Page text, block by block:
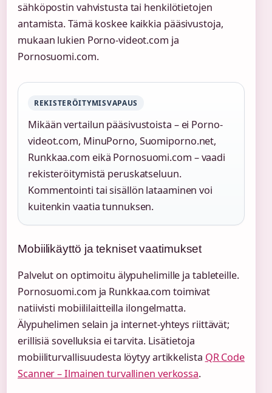
sähköpostin vahvistusta tai henkilötietojen
antamista. Tämä koskee kaikkia pääsivustoja,
mukaan lukien Porno-videot.com ja
Pornosuomi.com.
REKISTERÖITYMISVAPAUS
Mikään vertailun pääsivustoista – ei Porno-
videot.com, MinuPorno, Suomiporno.net,
Runkkaa.com eikä Pornosuomi.com – vaadi
rekisteröitymistä peruskatseluun.
Kommentointi tai sisällön lataaminen voi
kuitenkin vaatia tunnuksen.
Mobiilikäyttö ja tekniset vaatimukset
Palvelut on optimoitu älypuhelimille ja tableteille.
Pornosuomi.com ja Runkkaa.com toimivat
natiivisti mobiililaitteilla ilongelmatta.
Älypuhelimen selain ja internet-yhteys riittävät;
erillisiä sovelluksia ei tarvita. Lisätietoja
mobiiliturvallisuudesta löytyy artikkelista QR Code
Scanner – Ilmainen turvallinen verkossa.